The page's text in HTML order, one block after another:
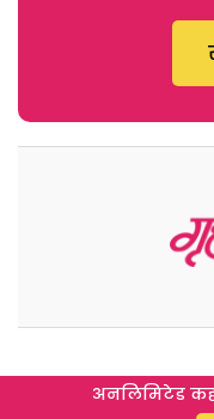
अनलिमिटेड